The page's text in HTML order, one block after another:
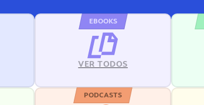
EBOOKS
VER TODOS
PODCASTS